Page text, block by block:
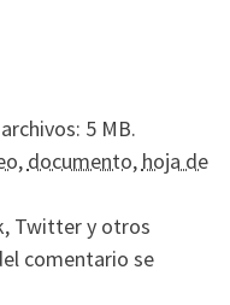
5 MB.
, documento, hoja de
Twitter y otros
comentario se